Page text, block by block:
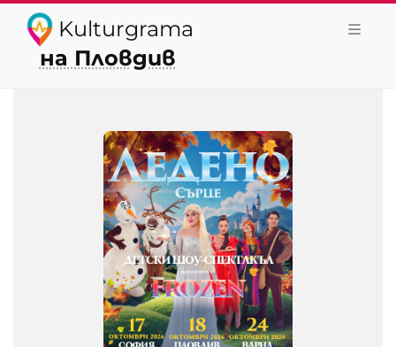
Kulturgrama
на Пловдив